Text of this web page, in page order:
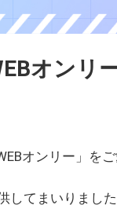
オン
オンリー」を
してまいりまし